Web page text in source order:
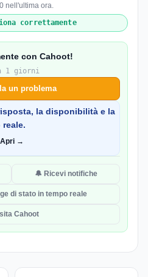
nell'ultima ora.
correttamente
con Cahoot!
1 giorni
un problema
la disponibilità e la
Apri →
🔔 Ricevi notifiche
di stato in tempo reale
Cahoot